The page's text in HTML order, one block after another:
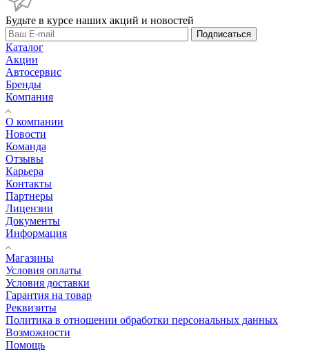
Будьте в курсе наших акций и новостей
Подписаться
Каталог
Акции
Автосервис
Бренды
Компания
О компании
Новости
Команда
Отзывы
Карьера
Контакты
Партнеры
Лицензии
Документы
Информация
Магазины
Условия оплаты
Условия доставки
Гарантия на товар
Реквизиты
Политика в отношении обработки персональных данных
Возможности
Помощь